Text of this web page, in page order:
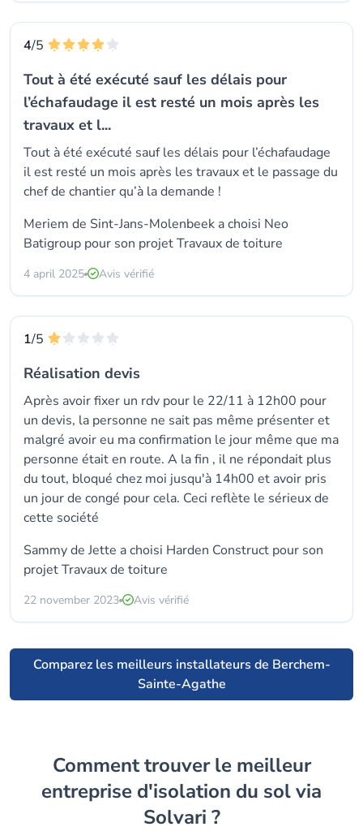
4/5
Tout à été exécuté sauf les délais pour
l’échafaudage il est resté un mois après les
travaux et l...
Tout à été exécuté sauf les délais pour l’échafaudage
il est resté un mois après les travaux et le passage du
chef de chantier qu’à la demande !
Meriem de Sint-Jans-Molenbeek a choisi Neo
Batigroup pour son projet Travaux de toiture
4 april 2025 Avis vérifié
1/5
Réalisation devis
Après avoir fixer un rdv pour le 22/11 à 12h00 pour
un devis, la personne ne sait pas même présenter et
malgré avoir eu ma confirmation le jour même que ma
personne était en route. A la fin , il ne répondait plus
du tout, bloqué chez moi jusqu'à 14h00 et avoir pris
un jour de congé pour cela. Ceci reflète le sérieux de
cette société
Sammy de Jette a choisi Harden Construct pour son
projet Travaux de toiture
22 november 2023 Avis vérifié
Comparez les meilleurs installateurs de Berchem-
Sainte-Agathe
Comment trouver le meilleur
entreprise d'isolation du sol via
Solvari ?